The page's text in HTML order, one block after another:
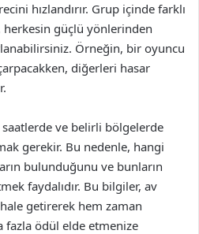
hızlandırır. Grup içinde farklı
herkesin güçlü yönlerinden
Örneğin, bir oyuncu
diğerleri hasar
saatlerde ve belirli bölgelerde
gerekir. Bu nedenle, hangi
bulunduğunu ve bunların
faydalıdır. Bu bilgiler, av
getirerek hem zaman
fazla ödül elde etmenize